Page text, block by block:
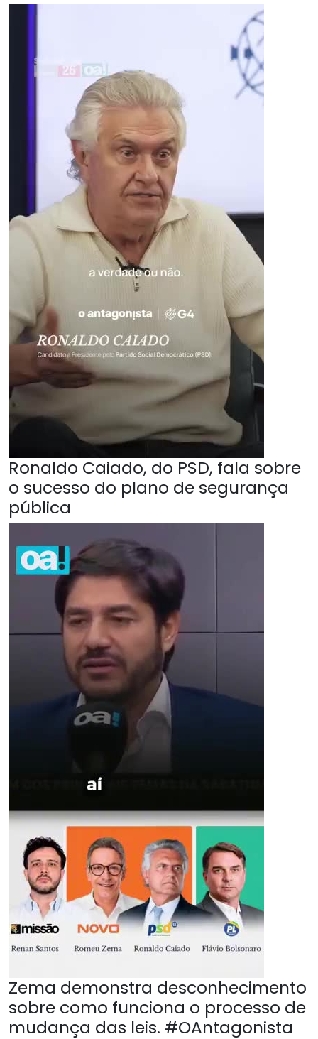
Ronaldo Caiado, do PSD, fala sobre
o sucesso do plano de segurança
pública
Zema demonstra desconhecimento
sobre como funciona o processo de
mudança das leis. #OAntagonista